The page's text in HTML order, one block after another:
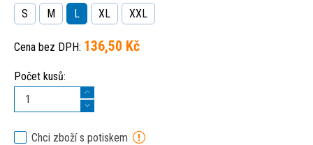
S
M L XL XXL
Cena bez DPH: 136,50 Kč
Počet kusů:
Chci zboží s potiskem